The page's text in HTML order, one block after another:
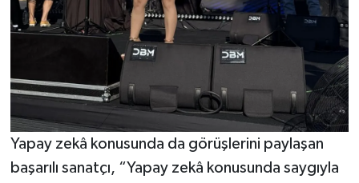
Yapay zekâ konusunda da görüşlerini paylaşan
başarılı sanatçı, “Yapay zekâ konusunda saygıyla